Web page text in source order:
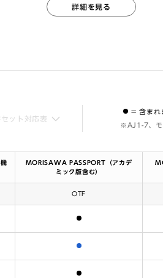
詳細を見る
セット対応表
= 含まれ
※AJ1-7、モ
MORISAWA PASSPORT（アカデ
ミック版含む）
OTF
含まれます
含まれます
含まれます